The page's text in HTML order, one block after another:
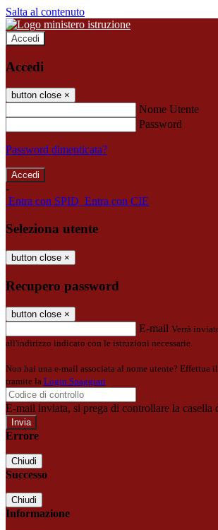
Salta al contenuto
Accedi
Accedi
button close ×
Nome Utente
Password
Password dimenticata?
-
Entra con SPID Entra con CIE
Seleziona utente
button close ×
Recupero password
button close ×
E-mail Verrà
all'indirizzo indicato con le istruzioni necessarie.
Non hai una e-mail associata al nome utente? Effettua
tramite la Login Spaggiari
E-mail inviata, si prega di controllare la casella
Errore
Chiudi
Successo
Chiudi
Informazione